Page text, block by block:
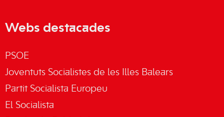
Webs destacades
PSOE
Joventuts Socialistes de les Illes Balears
Partit Socialista Europeu
El Socialista